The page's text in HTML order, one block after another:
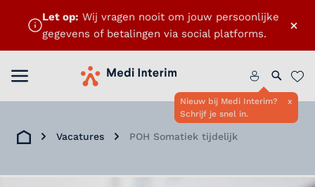
×
Let op: Wij vragen nooit om jouw persoonlijke
gegevens of betalingen via social platforms.
Menu openenHome
Nieuw bij Medi Interim?
Schrijf je snel in.
x
Zoeken
Home
Vacatures POH Somatiek tijdelijk